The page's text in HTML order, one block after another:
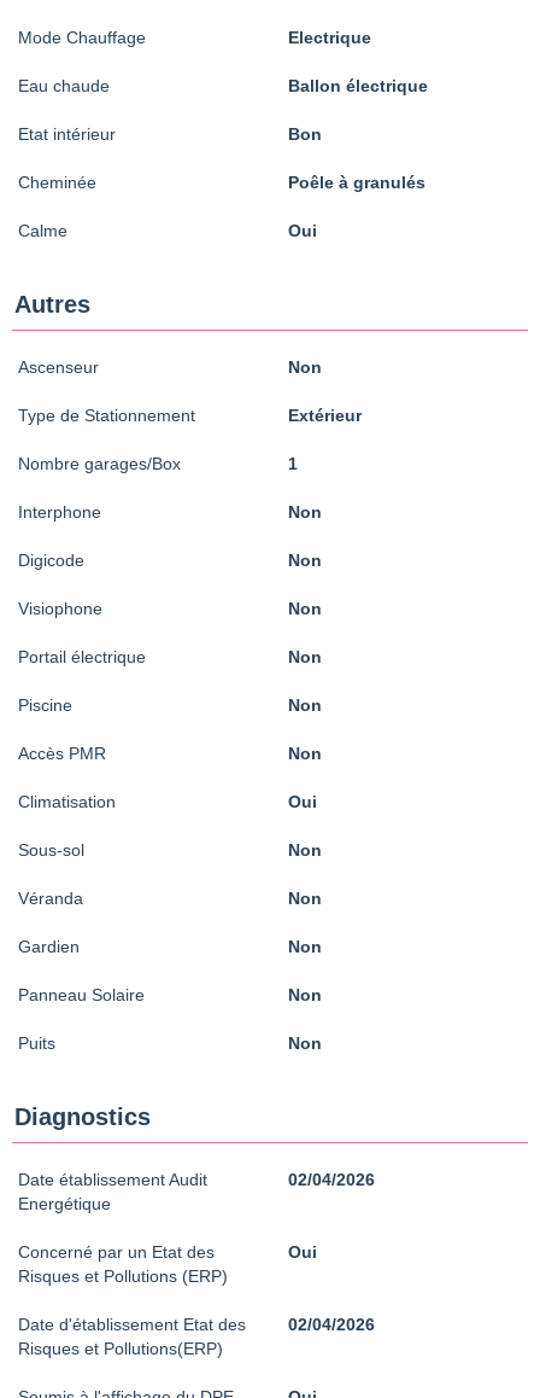
Mode Chauffage Electrique
Eau chaude Ballon électrique
Etat intérieur Bon
Cheminée Poêle à granulés
Calme Oui
Autres
Ascenseur Non
Type de Stationnement Extérieur
Nombre garages/Box 1
Interphone Non
Digicode Non
Visiophone Non
Portail électrique Non
Piscine Non
Accès PMR Non
Climatisation Oui
Sous-sol Non
Véranda Non
Gardien Non
Panneau Solaire Non
Puits Non
Diagnostics
Date établissement Audit
Energétique
02/04/2026
Concerné par un Etat des
Risques et Pollutions (ERP)
Oui
Date d'établissement Etat des
Risques et Pollutions(ERP)
02/04/2026